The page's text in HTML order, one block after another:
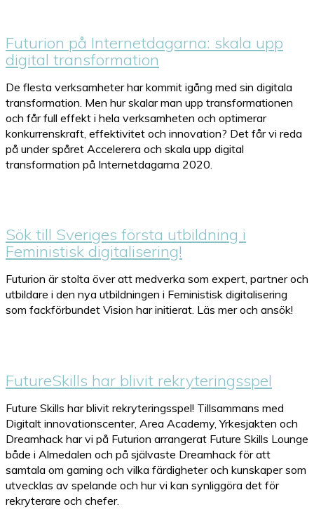
Futurion på Internetdagarna: skala upp
digital transformation
De flesta verksamheter har kommit igång med sin digitala
transformation. Men hur skalar man upp transformationen
och får full effekt i hela verksamheten och optimerar
konkurrenskraft, effektivitet och innovation? Det får vi reda
på under spåret Accelerera och skala upp digital
transformation på Internetdagarna 2020.
Sök till Sveriges första utbildning i
Feministisk digitalisering!
Futurion är stolta över att medverka som expert, partner och
utbildare i den nya utbildningen i Feministisk digitalisering
som fackförbundet Vision har initierat. Läs mer och ansök!
FutureSkills har blivit rekryteringsspel
Future Skills har blivit rekryteringsspel! Tillsammans med
Digitalt innovationscenter, Area Academy, Yrkesjakten och
Dreamhack har vi på Futurion arrangerat Future Skills Lounge
både i Almedalen och på självaste Dreamhack för att
samtala om gaming och vilka färdigheter och kunskaper som
utvecklas av spelande och hur vi kan synliggöra det för
rekryterare och chefer.